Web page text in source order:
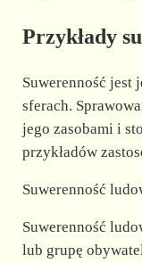
Przykłady
Suwerenność jest
sferach.
jego zasobami i
przykładów
Suwerenność
Suwerenność
lub grupę